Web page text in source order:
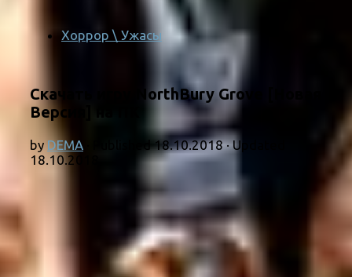
Хоррор \ Ужасы
Скачать игру NorthBury Grove [Новая
Версия] на ПК
by DEMA 18.10.2018· Updated
18.10.2018